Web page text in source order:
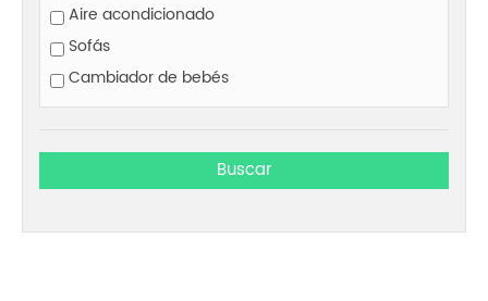
Aire acondicionado
Sofás
Cambiador de bebés